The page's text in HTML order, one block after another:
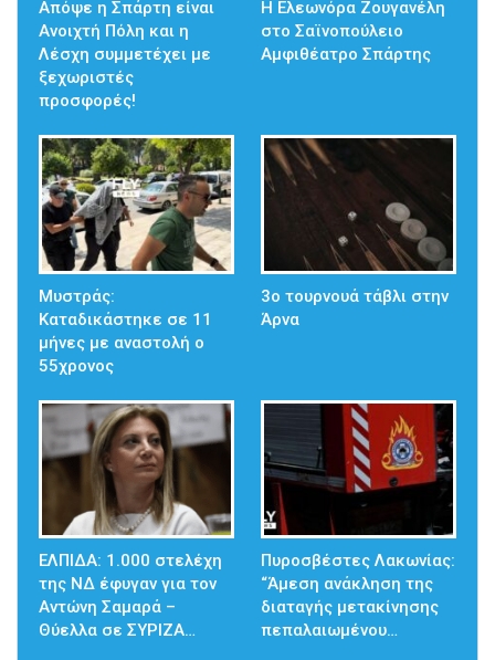
Απόψε η Σπάρτη είναι
Ανοιχτή Πόλη και η
Λέσχη συμμετέχει με
ξεχωριστές
προσφορές!
Η Ελεωνόρα Ζουγανέλη
στο Σαϊνοπούλειο
Αμφιθέατρο Σπάρτης
Μυστράς:
Καταδικάστηκε σε 11
μήνες με αναστολή ο
55χρονος
3ο τουρνουά τάβλι στην
Άρνα
ΕΛΠΙΔΑ: 1.000 στελέχη
της ΝΔ έφυγαν για τον
Αντώνη Σαμαρά –
Θύελλα σε ΣΥΡΙΖΑ…
Πυροσβέστες Λακωνίας:
“Άμεση ανάκληση της
διαταγής μετακίνησης
πεπαλαιωμένου…